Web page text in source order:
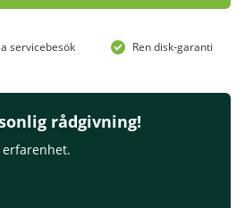
servicebesök Ren disk-garanti
rådgivning!
erfarenhet.